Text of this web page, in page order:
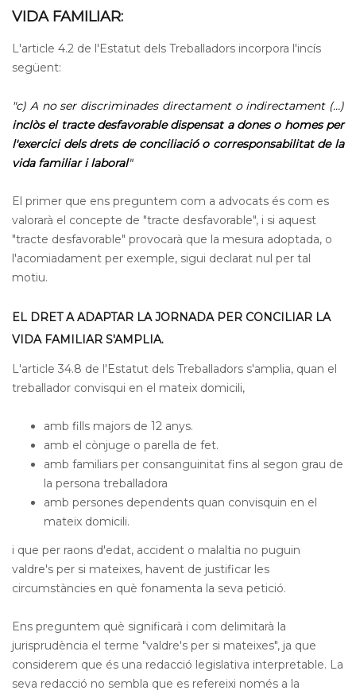
VIDA FAMILIAR:
L'article 4.2 de l'Estatut dels Treballadors incorpora l'incís
següent:
"c) A no ser discriminades directament o indirectament (…)
inclòs el tracte desfavorable dispensat a dones o homes per
l'exercici dels drets de conciliació o corresponsabilitat de la
vida familiar i laboral"
El primer que ens preguntem com a advocats és com es
valorarà el concepte de "tracte desfavorable", i si aquest
"tracte desfavorable" provocarà que la mesura adoptada, o
l'acomiadament per exemple, sigui declarat nul per tal
motiu.
EL DRET A ADAPTAR LA JORNADA PER CONCILIAR LA
VIDA FAMILIAR S'AMPLIA.
L'article 34.8 de l'Estatut dels Treballadors s'amplia, quan el
treballador convisqui en el mateix domicili,
amb fills majors de 12 anys.
amb el cònjuge o parella de fet.
amb familiars per consanguinitat fins al segon grau de
la persona treballadora
amb persones dependents quan convisquin en el
mateix domicili.
i que per raons d'edat, accident o malaltia no puguin
valdre's per si mateixes, havent de justificar les
circumstàncies en què fonamenta la seva petició.
Ens preguntem què significarà i com delimitarà la
jurisprudència el terme "valdre's per si mateixes", ja que
considerem que és una redacció legislativa interpretable. La
seva redacció no sembla que es refereixi només a la